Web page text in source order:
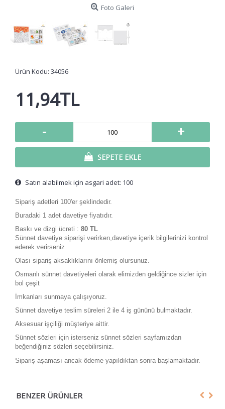
Foto Galeri
Ürün Kodu: 34056
11,94TL
- +
SEPETE EKLE
Satın alabilmek için asgari adet: 100
Sipariş adetleri 100'er şeklindedir.
Buradaki 1 adet davetiye fiyatıdır.
Baskı ve dizgi ücreti : 80 TL
Sünnet davetiye siparişi verirken,davetiye içerik bilgilerinizi kontrol
ederek verirseniz
Olası sipariş aksaklıklarını önlemiş olursunuz.
Osmanlı sünnet davetiyeleri olarak elimizden geldiğince sizler için
bol çeşit
İmkanları sunmaya çalışıyoruz.
Sünnet davetiye teslim süreleri 2 ile 4 iş gününü bulmaktadır.
Aksesuar işçiliği müşteriye aittir.
Sünnet sözleri için isterseniz sünnet sözleri sayfamızdan
beğendiğiniz sözleri seçebilirsiniz.
Sipariş aşaması ancak ödeme yapıldıktan sonra başlamaktadır.
BENZER ÜRÜNLER